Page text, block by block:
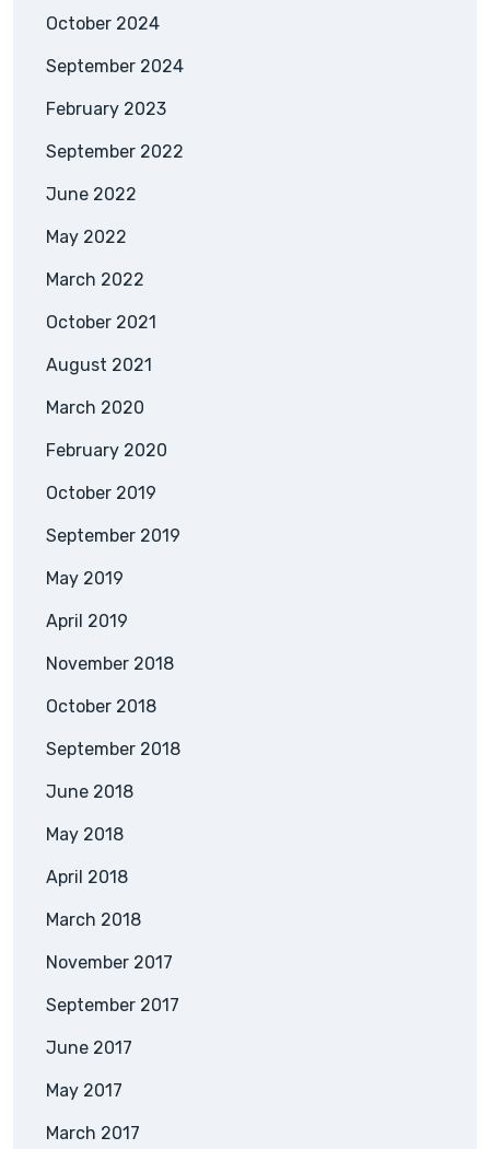
October 2024
September 2024
February 2023
September 2022
June 2022
May 2022
March 2022
October 2021
August 2021
March 2020
February 2020
October 2019
September 2019
May 2019
April 2019
November 2018
October 2018
September 2018
June 2018
May 2018
April 2018
March 2018
November 2017
September 2017
June 2017
May 2017
March 2017